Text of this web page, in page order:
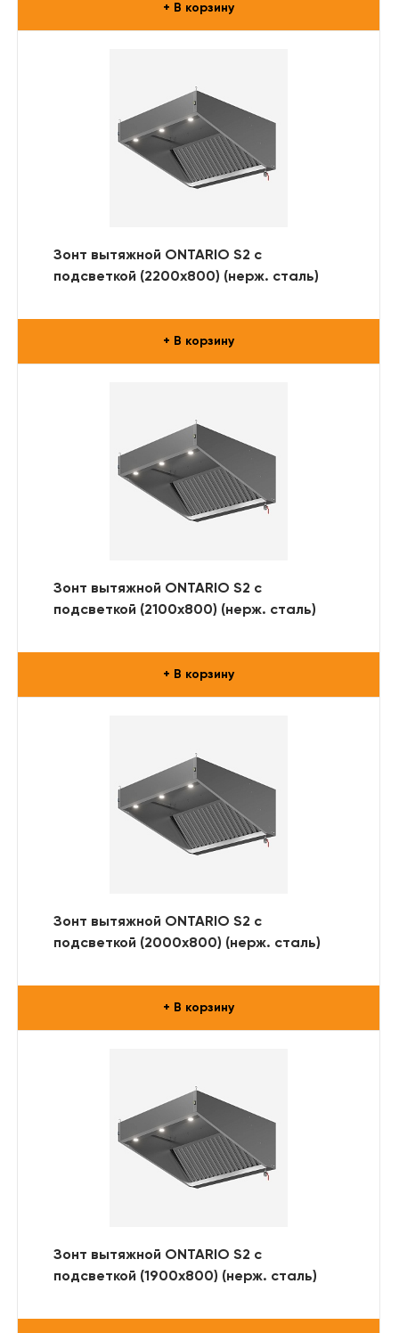
+ В корзину
Зонт вытяжной ONTARIO S2 с
подсветкой (2200x800) (нерж. сталь)
+ В корзину
Зонт вытяжной ONTARIO S2 с
подсветкой (2100x800) (нерж. сталь)
+ В корзину
Зонт вытяжной ONTARIO S2 с
подсветкой (2000x800) (нерж. сталь)
+ В корзину
Зонт вытяжной ONTARIO S2 с
подсветкой (1900x800) (нерж. сталь)